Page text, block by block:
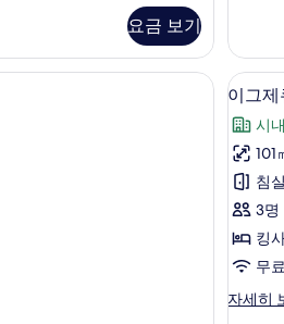
요금 보기
시
내
전
망
사
진
모
두
보
기
싱
글
침
대
2
개,
시
내
전
망
자
세
보
아파트, 침실 3개, 시내 전망 | 객실에서 보이는
이
그
제
큐
티
브
스
트,
5
이그
시
101
침
3명
킹
무
자세히
이